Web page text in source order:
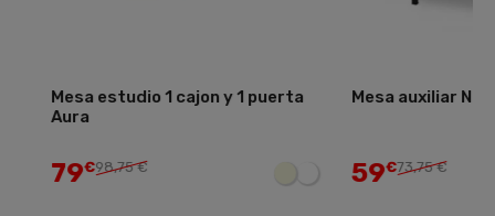
Mesa estudio 1 cajon y 1 puerta
Aura
79€98,75 €
Mesa auxiliar
59€73,75 €